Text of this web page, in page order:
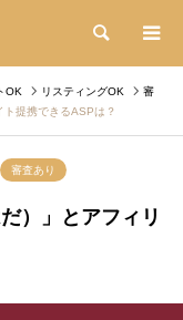
検索
OK リスティングOK
審
提携できるASPは？
審査あり
）」とアフィリ